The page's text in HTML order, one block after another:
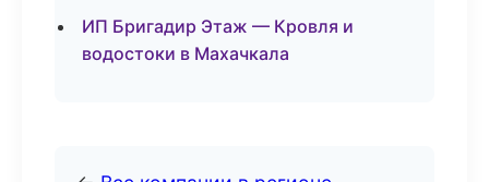
ИП Бригадир Этаж — Кровля и
водостоки в Махачкала